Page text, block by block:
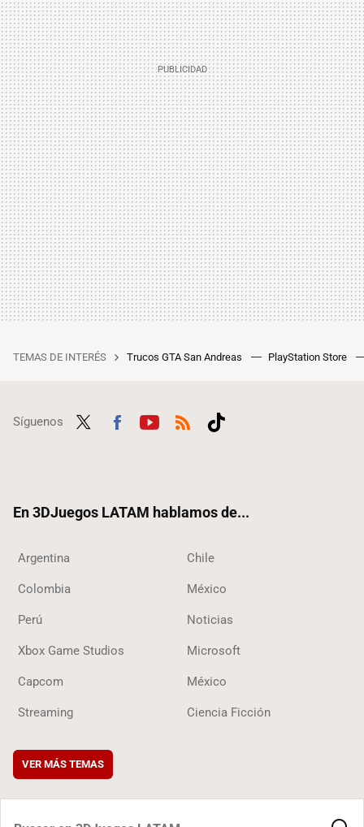
TEMAS DE INTERÉS Trucos GTA San Andreas PlayStation Store
Síguenos
En 3DJuegos LATAM hablamos de...
Argentina Chile
Colombia México
Perú Noticias
Xbox Game Studios Microsoft
Capcom México
Streaming Ciencia Ficción
VER MÁS TEMAS